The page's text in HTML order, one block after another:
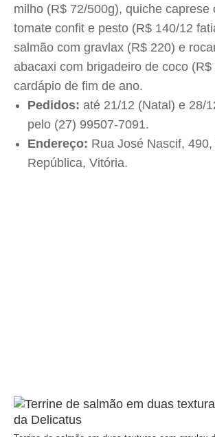
milho (R$ 72/500g), quiche caprese
tomate confit e pesto (R$ 140/12
salmão com gravlax (R$ 220) e
abacaxi com brigadeiro de coco
cardápio de fim de ano.
Pedidos: até 21/12 (Natal) e 28/
pelo (27) 99507-7091.
Endereço: Rua José Nascif,
República, Vitória.